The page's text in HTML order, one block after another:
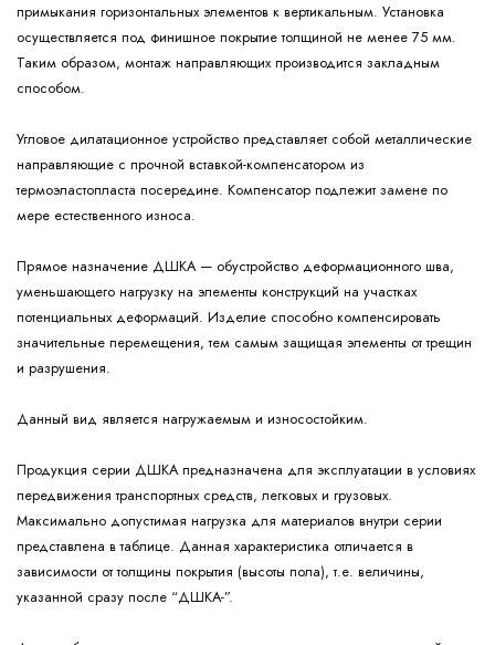
примыкания горизонтальных элементов к вертикальным. Установка
осуществляется под финишное покрытие толщиной не менее 75 мм.
Таким образом, монтаж направляющих производится закладным
способом.
Угловое дилатационное устройство представляет собой металлические
направляющие с прочной вставкой-компенсатором из
термоэластопласта посередине. Компенсатор подлежит замене по
мере естественного износа.
Прямое назначение ДШКА — обустройство деформационного шва,
уменьшающего нагрузку на элементы конструкций на участках
потенциальных деформаций. Изделие способно компенсировать
значительные перемещения, тем самым защищая элементы от трещин
и разрушения.
Данный вид является нагружаемым и износостойким.
Продукция серии ДШКА предназначена для эксплуатации в условиях
передвижения транспортных средств, легковых и грузовых.
Максимально допустимая нагрузка для материалов внутри серии
представлена в таблице. Данная характеристика отличается в
зависимости от толщины покрытия (высоты пола), т.е. величины,
указанной сразу после “ДШКА-”.